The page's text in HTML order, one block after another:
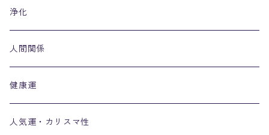
浄化
人間関係
健康運
人気運・カリスマ性